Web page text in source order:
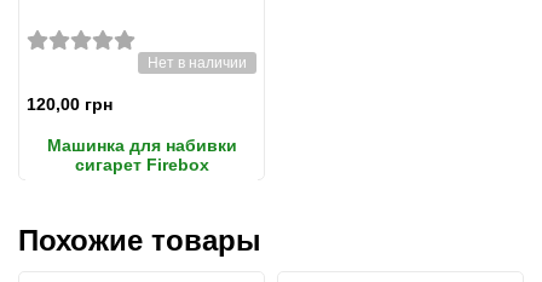
Нет в наличии
120,00 грн
Машинка для набивки
сигарет Firebox
Похожие товары